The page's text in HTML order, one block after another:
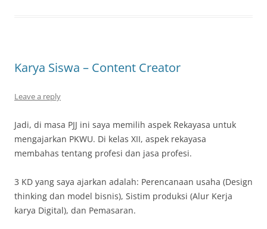
Karya Siswa – Content Creator
Leave a reply
Jadi, di masa PJJ ini saya memilih aspek Rekayasa untuk
mengajarkan PKWU. Di kelas XII, aspek rekayasa
membahas tentang profesi dan jasa profesi.
3 KD yang saya ajarkan adalah: Perencanaan usaha (Design
thinking dan model bisnis), Sistim produksi (Alur Kerja
karya Digital), dan Pemasaran.